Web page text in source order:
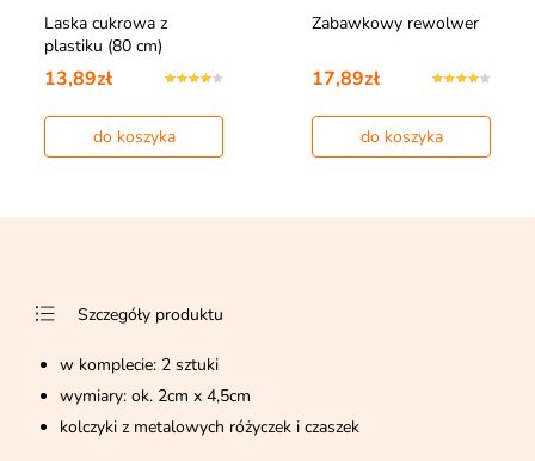
Laska cukrowa z
plastiku (80 cm)
13,89zł
do koszyka
Zabawkowy rewolwer
17,89zł
do koszyka
Szczegóły produktu
w komplecie: 2 sztuki
wymiary: ok. 2cm x 4,5cm
kolczyki z metalowych różyczek i czaszek